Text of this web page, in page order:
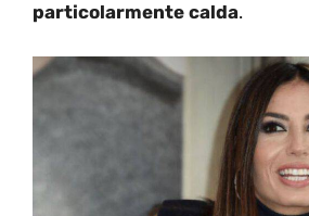
particolarmente calda.